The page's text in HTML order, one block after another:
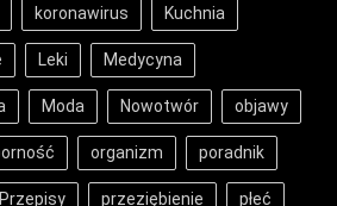
koronawirus Kuchnia
Leki Medycyna
Moda Nowotwór objawy
organizm poradnik
Przepisy przeziębienie płeć